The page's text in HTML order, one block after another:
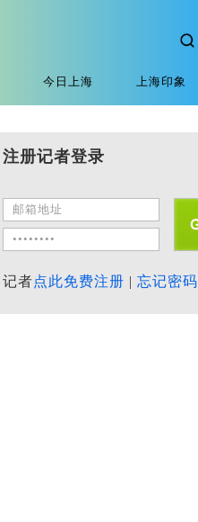
今日上海 上海印象
注册记者登录
记者点此免费注册 | 忘记密码